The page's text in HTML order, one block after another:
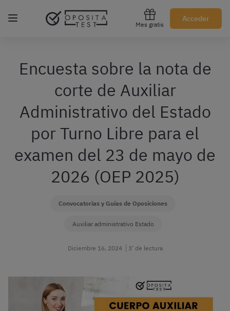
Mes gratis
Acceder
Regístrate gratis
Encuesta sobre la nota de
corte de Auxiliar
Administrativo del Estado
por Turno Libre para el
examen del 23 de mayo de
2026 (OEP 2025)
Convocatorias y Guías de Oposiciones
Auxiliar administrativo Estado
Diciembre 16, 2024 3’ de lectura